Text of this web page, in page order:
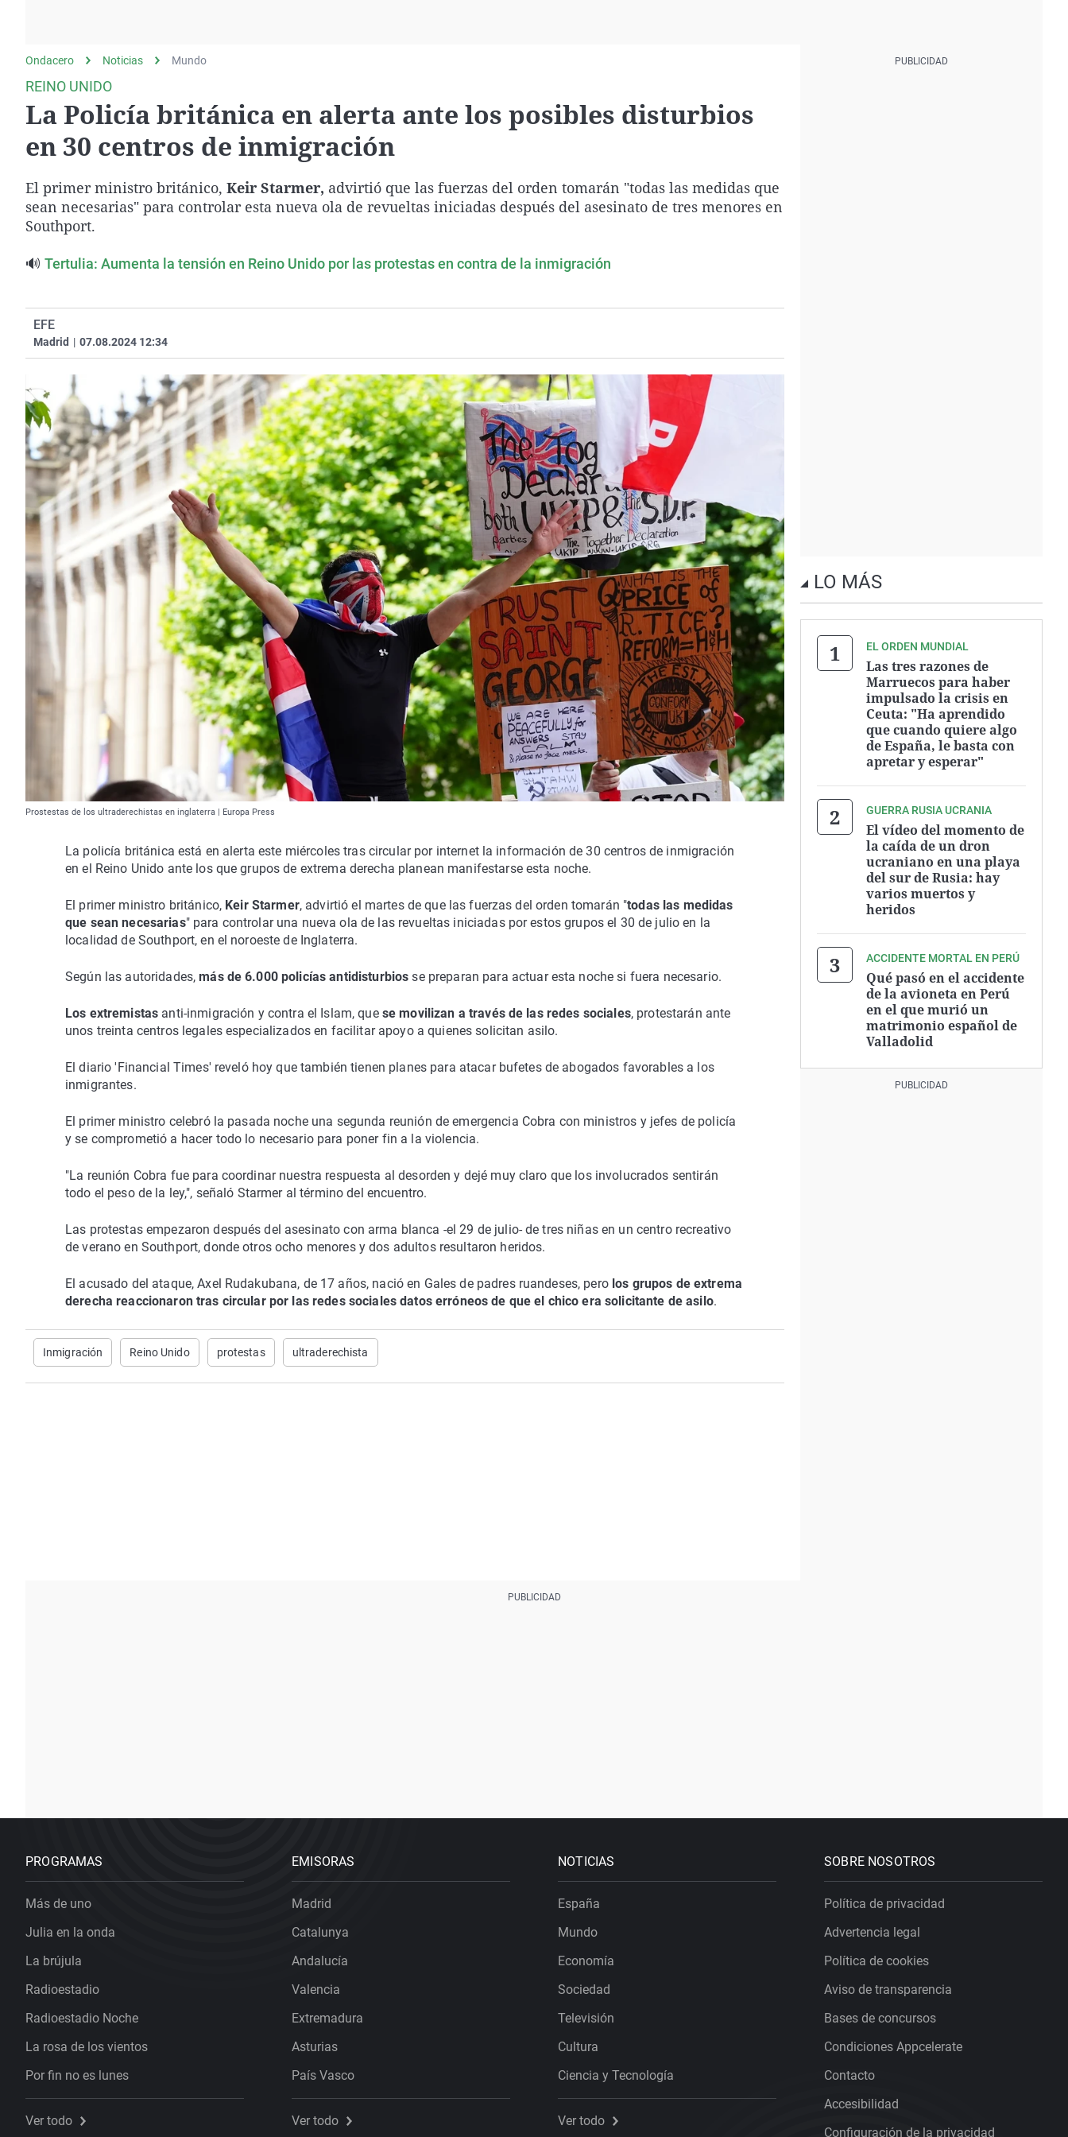
Como el perro y el
Negra
País Vasco
Ondacero Noticias Mundo
REINO UNIDO
La Policía británica en alerta ante los posibles disturbios
en 30 centros de inmigración
El primer ministro británico, Keir Starmer, advirtió que las fuerzas del orden tomarán "todas las medidas que
sean necesarias" para controlar esta nueva ola de revueltas iniciadas después del asesinato de tres menores en
Southport.
🔊 Tertulia: Aumenta la tensión en Reino Unido por las protestas en contra de la inmigración
EFE
Madrid | 07.08.2024 12:34
Prostestas de los ultraderechistas en inglaterra | Europa Press
La policía británica está en alerta este miércoles tras circular por internet la información de 30 centros de inmigración
en el Reino Unido ante los que grupos de extrema derecha planean manifestarse esta noche.
El primer ministro británico, Keir Starmer, advirtió el martes de que las fuerzas del orden tomarán "todas las medidas
que sean necesarias" para controlar una nueva ola de las revueltas iniciadas por estos grupos el 30 de julio en la
localidad de Southport, en el noroeste de Inglaterra.
Según las autoridades, más de 6.000 policías antidisturbios se preparan para actuar esta noche si fuera necesario.
Los extremistas anti-inmigración y contra el Islam, que se movilizan a través de las redes sociales, protestarán ante
unos treinta centros legales especializados en facilitar apoyo a quienes solicitan asilo.
El diario 'Financial Times' reveló hoy que también tienen planes para atacar bufetes de abogados favorables a los
inmigrantes.
El primer ministro celebró la pasada noche una segunda reunión de emergencia Cobra con ministros y jefes de policía
y se comprometió a hacer todo lo necesario para poner fin a la violencia.
"La reunión Cobra fue para coordinar nuestra respuesta al desorden y dejé muy claro que los involucrados sentirán
todo el peso de la ley,", señaló Starmer al término del encuentro.
Las protestas empezaron después del asesinato con arma blanca -el 29 de julio- de tres niñas en un centro recreativo
de verano en Southport, donde otros ocho menores y dos adultos resultaron heridos.
El acusado del ataque, Axel Rudakubana, de 17 años, nació en Gales de padres ruandeses, pero los grupos de extrema
derecha reaccionaron tras circular por las redes sociales datos erróneos de que el chico era solicitante de asilo.
Inmigración Reino Unido protestas ultraderechista
LO MÁS
EL ORDEN MUNDIAL
Las tres razones de
Marruecos para haber
impulsado la crisis en
Ceuta: "Ha aprendido
que cuando quiere algo
de España, le basta con
apretar y esperar"
GUERRA RUSIA UCRANIA
El vídeo del momento de
la caída de un dron
ucraniano en una playa
del sur de Rusia: hay
varios muertos y
heridos
ACCIDENTE MORTAL EN PERÚ
Qué pasó en el accidente
de la avioneta en Perú
en el que murió un
matrimonio español de
Valladolid
PROGRAMAS
Más de uno
Julia en la onda
La brújula
Radioestadio
Radioestadio Noche
La rosa de los vientos
Por fin no es lunes
Ver todo
EMISORAS
Madrid
Catalunya
Andalucía
Valencia
Extremadura
Asturias
País Vasco
Ver todo
NOTICIAS
España
Mundo
Economía
Sociedad
Televisión
Cultura
Ciencia y Tecnología
Ver todo
SOBRE NOSOTROS
Política de privacidad
Advertencia legal
Política de cookies
Aviso de transparencia
Bases de concursos
Condiciones Appcelerate
Contacto
Accesibilidad
Configuración de la privacidad